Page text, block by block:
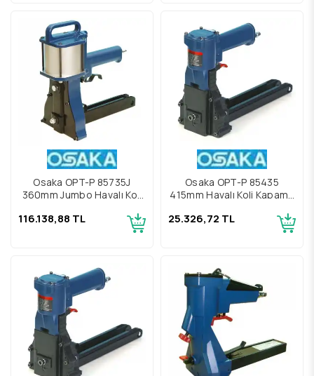
Osaka OPT-P 85735J
360mm Jumbo Havalı Koli
116.138,88 TL
Osaka OPT-P 85435
415mm Havalı Koli Kapama
25.326,72 TL